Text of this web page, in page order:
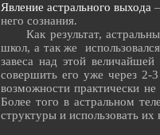
Явление астрального выхода
него сознания.
Как результат,
школ, а так же
завеса над этой
совершить его уже через 2-
возможности практически
Более того в астральном
структуры и использовать